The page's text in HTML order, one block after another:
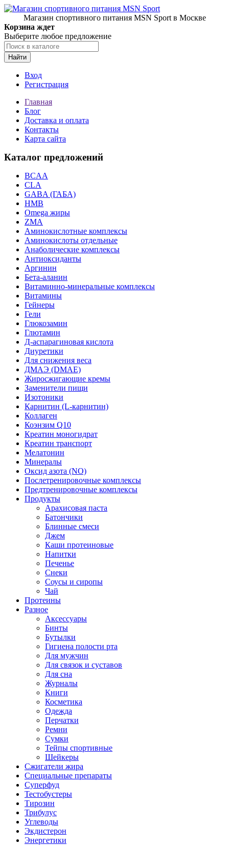
Магазин спортивного питания MSN Sport в Москве
Корзина ждет
Выберите любое предложение
Найти
Вход
Регистрация
Главная
Блог
Доставка и оплата
Контакты
Карта сайта
Каталог предложений
BCAA
CLA
GABA (ГАБА)
HMB
Omega жиры
ZMA
Аминокислотные комплексы
Аминокислоты отдельные
Анаболические комплексы
Антиоксиданты
Аргинин
Бета-аланин
Витаминно-минеральные комплексы
Витамины
Гейнеры
Гели
Глюкозамин
Глютамин
Д-аспарагиновая кислота
Диуретики
Для снижения веса
ДМАЭ (DMAE)
Жиросжигающие кремы
Заменители пищи
Изотоники
Карнитин (L-карнитин)
Коллаген
Коэнзим Q10
Креатин моногидрат
Креатин транспорт
Мелатонин
Минералы
Оксид азота (NO)
Послетренировочные комплексы
Предтренировочные комплексы
Продукты
Арахисовая паста
Батончики
Блинные смеси
Джем
Каши протеиновые
Напитки
Печенье
Снеки
Соусы и сиропы
Чай
Протеины
Разное
Аксессуары
Бинты
Бутылки
Гигиена полости рта
Для мужчин
Для связок и суставов
Для сна
Журналы
Книги
Косметика
Одежда
Перчатки
Ремни
Сумки
Тейпы спортивные
Шейкеры
Сжигатели жира
Специальные препараты
Суперфуд
Тестобустеры
Тирозин
Трибулус
Углеводы
Экдистерон
Энергетики